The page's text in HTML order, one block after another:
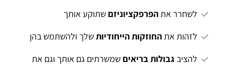
לשחרר אתהפרפקציוניזם שתוקע אותך
לזהות אתהחוזקות הייחודיותשלך ולהשתמש בהן
להציב גבולות בריאיםשמשרתים גם אותך וגם את